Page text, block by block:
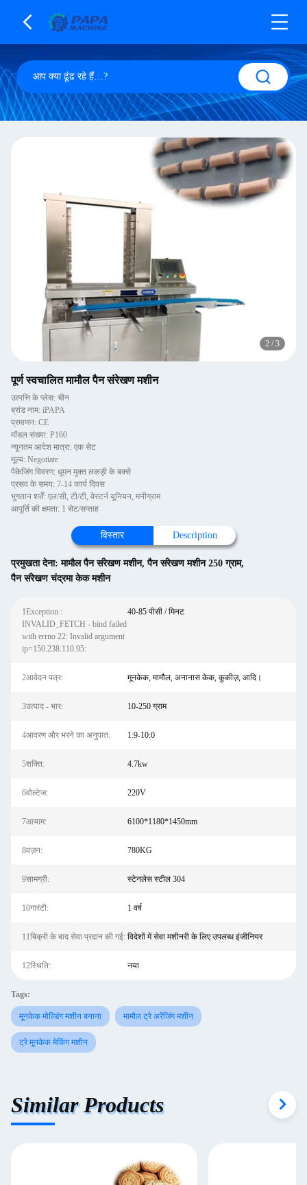
3 / 3
पूर्ण स्वचालित मामौल पैन संरेखण मशीन
उत्पत्ति के प्लेस: चीन
ब्रांड नाम: iPAPA
प्रमाणन: CE
मॉडल संख्या: P160
न्यूनतम आदेश मात्रा: एक सेट
मूल्य: Negotiate
पैकेजिंग विवरण: धूमन मुक्त लकड़ी के बक्से
प्रसव के समय: 7-14 कार्य दिवस
भुगतान शर्तें: एल/सी, टी/टी, वेस्टर्न यूनियन, मनीग्राम
आपूर्ति की क्षमता: 1 सेट/सप्ताह
विस्तार Description
प्रमुखता देना:मामौल पैन संरेखण मशीन,पैन संरेखण मशीन 250 ग्राम,
पैन संरेखण चंद्रमा केक मशीन
1Exception :
INVALID_FETCH - bind failed
with errno 22: Invalid argument
ip=150.238.110.95:
40-85 पीसी / मिनट
2आवेदन पत्र: मूनकेक, मामौल, अनानास केक, कुकीज़, आदि।
3उत्पाद - भार: 10-250 ग्राम
4आवरण और भरने का अनुपात: 1:9-10:0
5शक्ति: 4.7kw
6वोल्टेज: 220V
7आयाम: 6100*1180*1450mm
8वज़न: 780KG
9सामग्री: स्टेनलेस स्टील 304
10गारंटी: 1 वर्ष
11बिक्री के बाद सेवा प्रदान की गई: विदेशों में सेवा मशीनरी के लिए उपलब्ध इंजीनियर
12स्थि‍ति: नया
Tags:
मूनकेक मोल्डिंग मशीन बनाना मामौल ट्रे अरेंजिंग मशीन
ट्रे मूनकेक मेकिंग मशीन
Similar Products